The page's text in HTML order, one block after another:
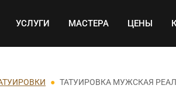
навигация
УСЛУГИ МАСТЕРА ЦЕНЫ
ТАТУИРОВКА МУЖСКАЯ